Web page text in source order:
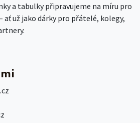
a tabulky připravujeme na míru pro
ať už jako dárky pro přátelé, kolegy,